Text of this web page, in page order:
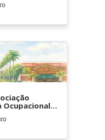
Ocupacional
e